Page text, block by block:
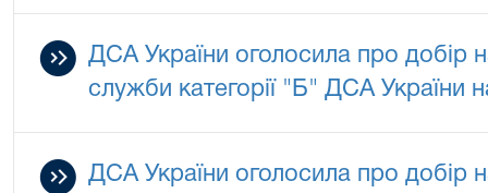
ДСА України оголосила про добір
служби категорії "Б" ДСА України
ДСА України оголосила про добір